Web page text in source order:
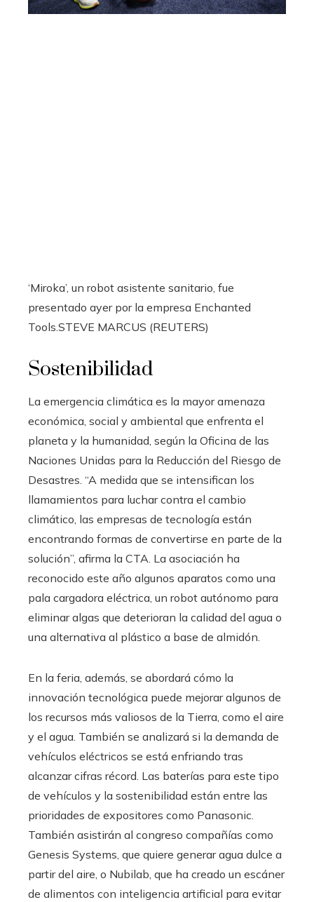
‘Miroka’, un robot asistente sanitario, fue
presentado ayer por la empresa Enchanted
Tools.STEVE MARCUS (REUTERS)
Sostenibilidad
La emergencia climática es la mayor amenaza
económica, social y ambiental que enfrenta el
planeta y la humanidad, según la Oficina de las
Naciones Unidas para la Reducción del Riesgo de
Desastres. “A medida que se intensifican los
llamamientos para luchar contra el cambio
climático, las empresas de tecnología están
encontrando formas de convertirse en parte de la
solución”, afirma la CTA. La asociación ha
reconocido este año algunos aparatos como una
pala cargadora eléctrica, un robot autónomo para
eliminar algas que deterioran la calidad del agua o
una alternativa al plástico a base de almidón.
En la feria, además, se abordará cómo la
innovación tecnológica puede mejorar algunos de
los recursos más valiosos de la Tierra, como el aire
y el agua. También se analizará si la demanda de
vehículos eléctricos se está enfriando tras
alcanzar cifras récord. Las baterías para este tipo
de vehículos y la sostenibilidad están entre las
prioridades de expositores como Panasonic.
También asistirán al congreso compañías como
Genesis Systems, que quiere generar agua dulce a
partir del aire, o Nubilab, que ha creado un escáner
de alimentos con inteligencia artificial para evitar